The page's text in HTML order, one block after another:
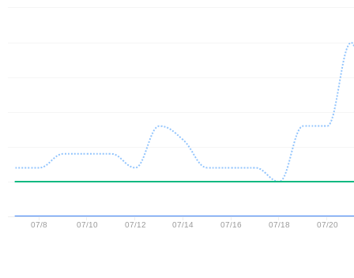
07/8 07/10 07/12 07/14 07/16 07/18 07/20